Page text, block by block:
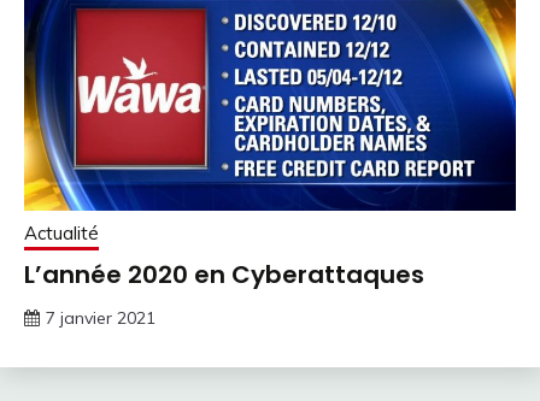
Actualité
L’année 2020 en Cyberattaques
7 janvier 2021